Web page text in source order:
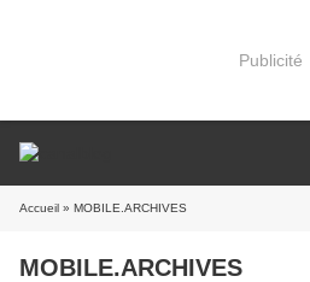
Publicité
Accueil » MOBILE.ARCHIVES
MOBILE.ARCHIVES